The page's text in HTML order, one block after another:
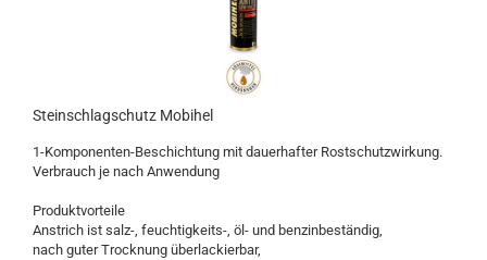
Steinschlagschutz Mobihel
1-Komponenten-Beschichtung mit dauerhafter Rostschutzwirkung.
Verbrauch je nach Anwendung
Produktvorteile
Anstrich ist salz-, feuchtigkeits-, öl- und benzinbeständig,
nach guter Trocknung überlackierbar,